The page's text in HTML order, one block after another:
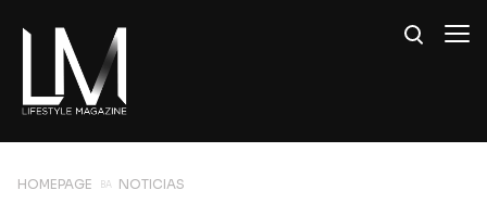
HOMEPAGE NOTICIAS